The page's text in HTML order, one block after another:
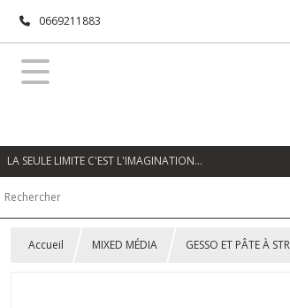
0669211883
LA SEULE LIMITE C'EST L'IMAGINATION…
Accueil MIXED MÉDIA GESSO ET PÂTE À